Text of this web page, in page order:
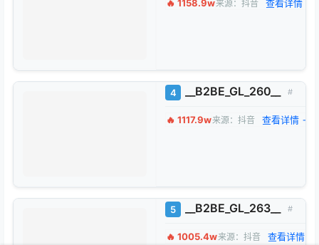
🔥 1158.9w来源：抖音 查看详情 →
4 __B2BE_GL_260__ #
🔥 1117.9w来源：抖音 查看详情 →
5 __B2BE_GL_263__ #
🔥 1005.4w来源：抖音 查看详情